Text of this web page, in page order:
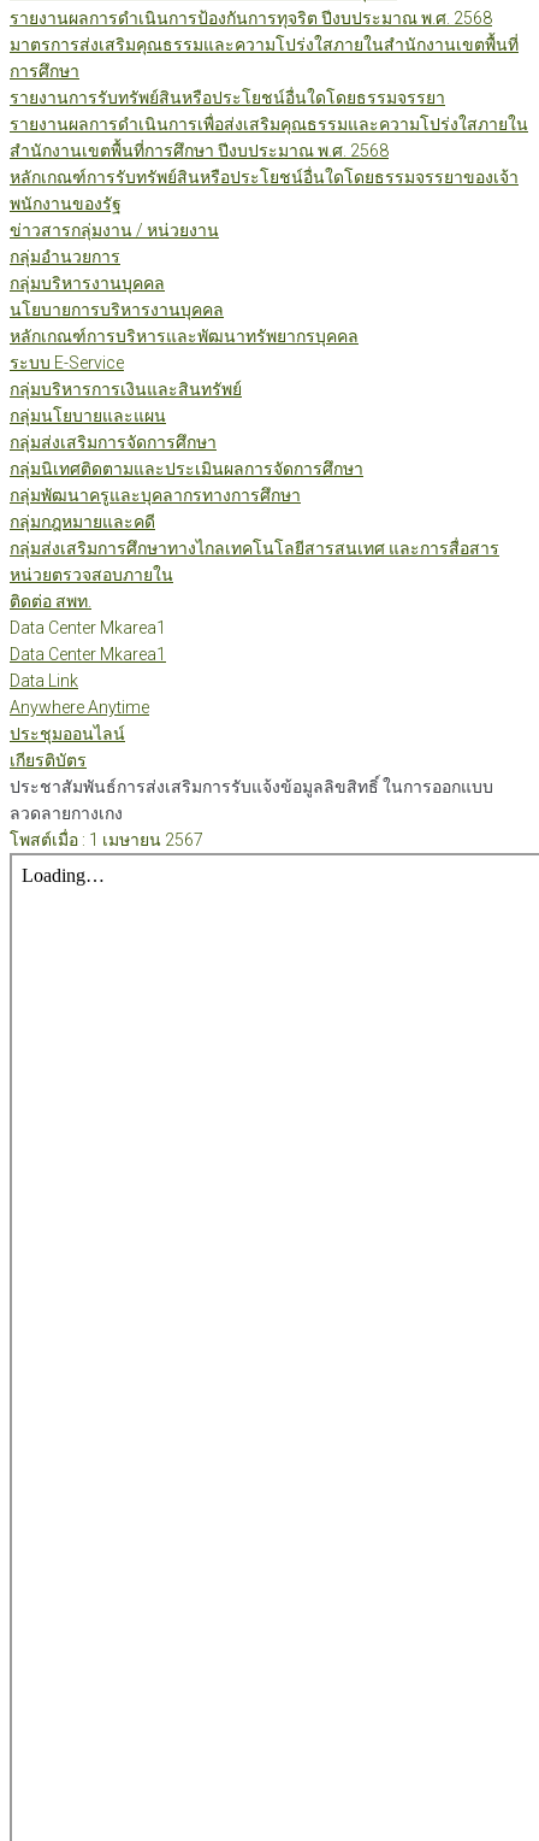
รายงานผลการดำเนินการป้องกันการทุจริต ปีงบประมาณ พ.ศ. 2568
มาตรการส่งเสริมคุณธรรมและความโปร่งใสภายในสำนักงานเขตพื้นที่
การศึกษา
รายงานการรับทรัพย์สินหรือประโยชน์อื่นใดโดยธรรมจรรยา
รายงานผลการดำเนินการเพื่อส่งเสริมคุณธรรมและความโปร่งใสภายใน
สำนักงานเขตพื้นที่การศึกษา ปีงบประมาณ พ.ศ. 2568
หลักเกณฑ์การรับทรัพย์สินหรือประโยชน์อื่นใดโดยธรรมจรรยาของเจ้า
พนักงานของรัฐ
ข่าวสารกลุ่มงาน / หน่วยงาน
กลุ่มอำนวยการ
กลุ่มบริหารงานบุคคล
นโยบายการบริหารงานบุคคล
หลักเกณฑ์การบริหารและพัฒนาทรัพยากรบุคคล
ระบบ E-Service
กลุ่มบริหารการเงินและสินทรัพย์
กลุ่มนโยบายและแผน
กลุ่มส่งเสริมการจัดการศึกษา
กลุ่มนิเทศติดตามและประเมินผลการจัดการศึกษา
กลุ่มพัฒนาครูและบุคลากรทางการศึกษา
กลุ่มกฎหมายและคดี
กลุ่มส่งเสริมการศึกษาทางไกลเทคโนโลยีสารสนเทศ และการสื่อสาร
หน่วยตรวจสอบภายใน
ติดต่อ สพท.
Data Center Mkarea1
Data Center Mkarea1
Data Link
Anywhere Anytime
ประชุมออนไลน์
เกียรติบัตร
ประชาสัมพันธ์การส่งเสริมการรับแจ้งข้อมูลลิขสิทธิ์ ในการออกแบบ
ลวดลายกางเกง
โพสต์เมื่อ : 1 เมษายน 2567